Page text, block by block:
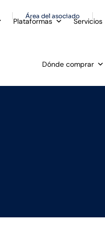
Área del asociado
Plataformas Servicios
Dónde comprar